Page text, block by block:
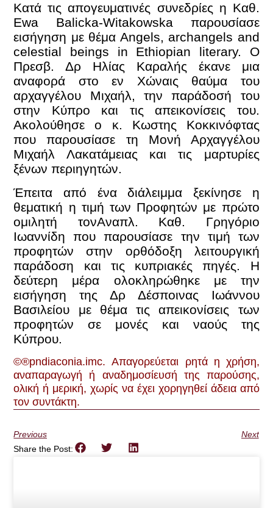
Κατά τις απογευματινές συνεδρίες η Καθ.
Ewa Balicka-Witakowska παρουσίασε
εισήγηση με θέμα Angels, archangels and
celestial beings in Ethiopian literary. Ο
Πρεσβ. Δρ Ηλίας Καραλής έκανε μια
αναφορά στο εν Χώναις θαύμα του
αρχαγγέλου Μιχαήλ, την παράδοσή του
στην Κύπρο και τις απεικονίσεις του.
Ακολούθησε ο κ. Κωστης Κοκκινόφτας
που παρουσίασε τη Μονή Αρχαγγέλου
Μιχαήλ Λακατάμειας και τις μαρτυρίες
ξένων περιηγητών.
Έπειτα από ένα διάλειμμα ξεκίνησε η
θεματική η τιμή των Προφητών με πρώτο
ομιλητή τονΑναπλ. Καθ. Γρηγόριο
Ιωαννίδη που παρουσίασε την τιμή των
προφητών στην ορθόδοξη λειτουργική
παράδοση και τις κυπριακές πηγές. Η
δεύτερη μέρα ολοκληρώθηκε με την
εισήγηση της Δρ Δέσποινας Ιωάννου
Βασιλείου με θέμα τις απεικονίσεις των
προφητών σε μονές και ναούς της
Κύπρου.
©®pndiaconia.imc. Απαγορεύεται ρητά η χρήση,
αναπαραγωγή ή αναδημοσίευσή της παρούσης,
ολική ή μερική, χωρίς να έχει χορηγηθεί άδεια από
τον συντάκτη.
Previous
Next
Share the Post: